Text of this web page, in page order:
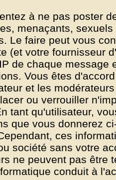
à ne pas poster
menaçants,
Le faire peut vous
(et votre fournisseur
de chaque message
Vous êtes
et les
ou verrouiller
tant qu'utilisateur,
que vous donnerez
ces
société sans votre
ne peuvent pas être
conduit à